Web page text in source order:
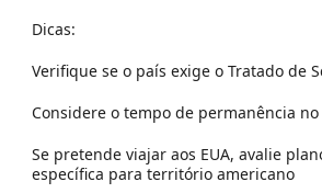
Dicas:
Verifique se o país exige o Tratado de
Considere o tempo de permanência
Se pretende viajar aos EUA, avalie
específica para território americano